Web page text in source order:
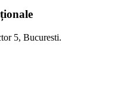
5, Bucuresti.